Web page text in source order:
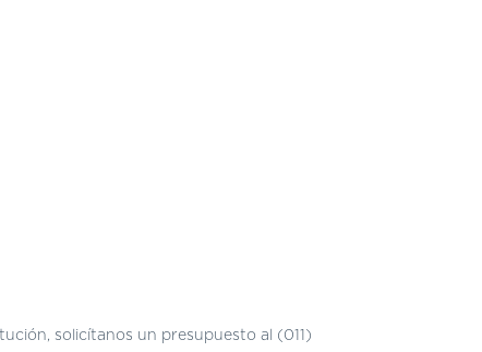
solicítanos un presupuesto al (011)